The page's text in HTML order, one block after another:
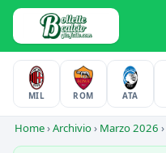
MIL ROM ATA
Home›Archivio› Marzo 2026 ›